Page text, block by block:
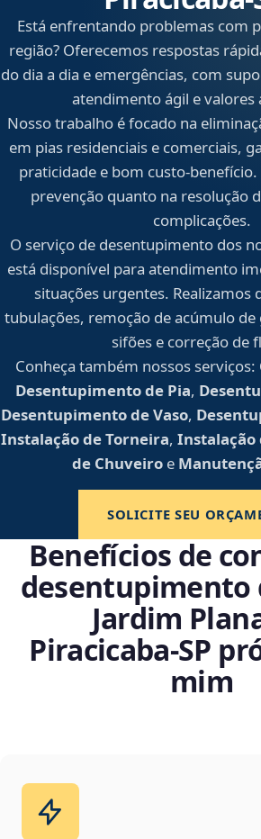
Está enfrentando problemas com
região? Oferecemos respostas
do dia a dia e emergências, com
atendimento ágil e valores
Nosso trabalho é focado na
em pias residenciais e comerciais,
praticidade e bom custo-
prevenção quanto na resolução
complicações.
O serviço de desentupimento dos
está disponível para atendimento
situações urgentes. Realizamos
tubulações, remoção de acúmulo
sifões e correção de
Conheça também nossos serviços:
Desentupimento de Pia,
Desentupimento de Vaso,
Instalação de Torneira, Instalação
de Chuveiro e
SOLICITE SEU
Benefícios de
desentupimento
Jardim
Piracicaba‑SP
mim